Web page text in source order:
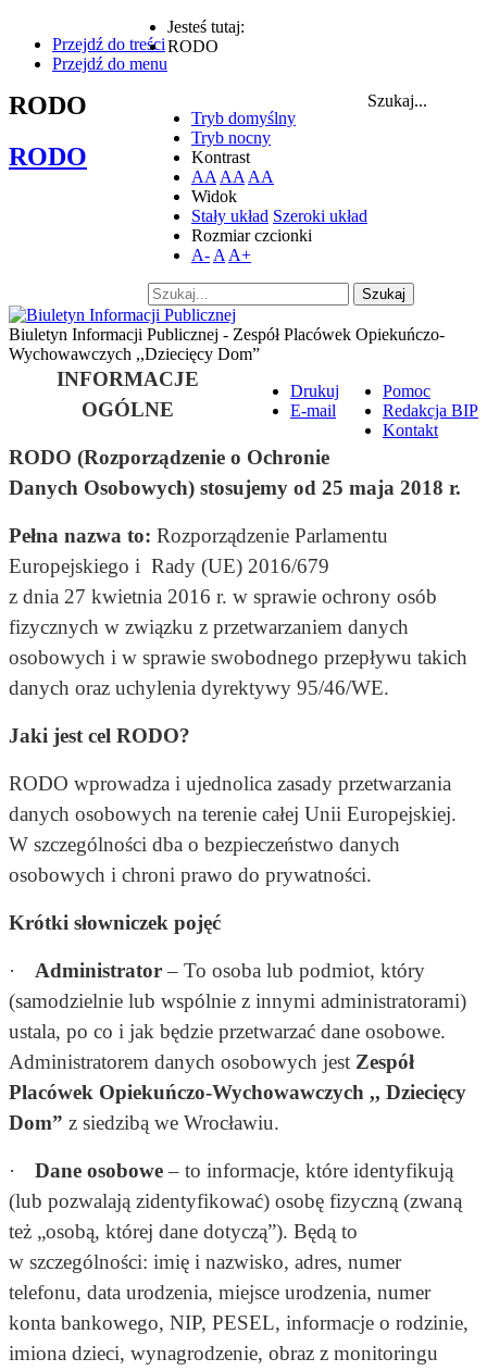
Przejdź do treści
Przejdź do menu
Tryb domyślny
Tryb nocny
Kontrast
AA AA AA
Widok
Stały układ Szeroki układ
Rozmiar czcionki
A- A A+
Szukaj...
Szukaj
Biuletyn Informacji Publicznej - Zespół Placówek Opiekuńczo-
Wychowawczych ,,Dziecięcy Dom”
Pomoc
Redakcja BIP
Kontakt
Jesteś tutaj:
RODO
RODO
RODO
Drukuj
E-mail
INFORMACJE
OGÓLNE
RODO (Rozporządzenie o Ochronie
Danych Osobowych) stosujemy od 25 maja 2018 r.
Pełna nazwa to: Rozporządzenie Parlamentu
Europejskiego i Rady (UE) 2016/679
z dnia 27 kwietnia 2016 r. w sprawie ochrony osób
fizycznych w związku z przetwarzaniem danych
osobowych i w sprawie swobodnego przepływu takich
danych oraz uchylenia dyrektywy 95/46/WE.
Jaki jest cel RODO?
RODO wprowadza i ujednolica zasady przetwarzania
danych osobowych na terenie całej Unii Europejskiej.
W szczególności dba o bezpieczeństwo danych
osobowych i chroni prawo do prywatności.
Krótki słowniczek pojęć
· Administrator– To osoba lub podmiot, który
(samodzielnie lub wspólnie z innymi administratorami)
ustala, po co i jak będzie przetwarzać dane osobowe.
Administratorem danych osobowych jest Zespół
Placówek Opiekuńczo-Wychowawczych ,, Dziecięcy
Dom” z siedzibą we Wrocławiu.
· Dane osobowe– to informacje, które identyfikują
(lub pozwalają zidentyfikować) osobę fizyczną (zwaną
też „osobą, której dane dotyczą”). Będą to
w szczególności: imię i nazwisko, adres, numer
telefonu, data urodzenia, miejsce urodzenia, numer
konta bankowego, NIP, PESEL, informacje o rodzinie,
imiona dzieci, wynagrodzenie, obraz z monitoringu